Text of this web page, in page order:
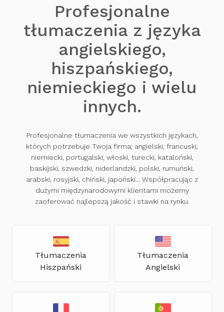
Profesjonalne
tłumaczenia z języka
angielskiego,
hiszpańskiego,
niemieckiego i wielu
innych.
Profesjonalne tłumaczenia we wszystkich językach,
których potrzebuje Twoja firma; angielski, francuski,
niemiecki, portugalski, włoski, turecki, kataloński,
baskijski, szwedzki, niderlandzki, polski, rumuński,
arabski, rosyjski, chiński, japoński... Współpracując z
dużymi międzynarodowymi klientami możemy
zaoferować najlepszą jakość i stawki na rynku.
Tłumaczenia
Hiszpański
Tłumaczenia
Angielski